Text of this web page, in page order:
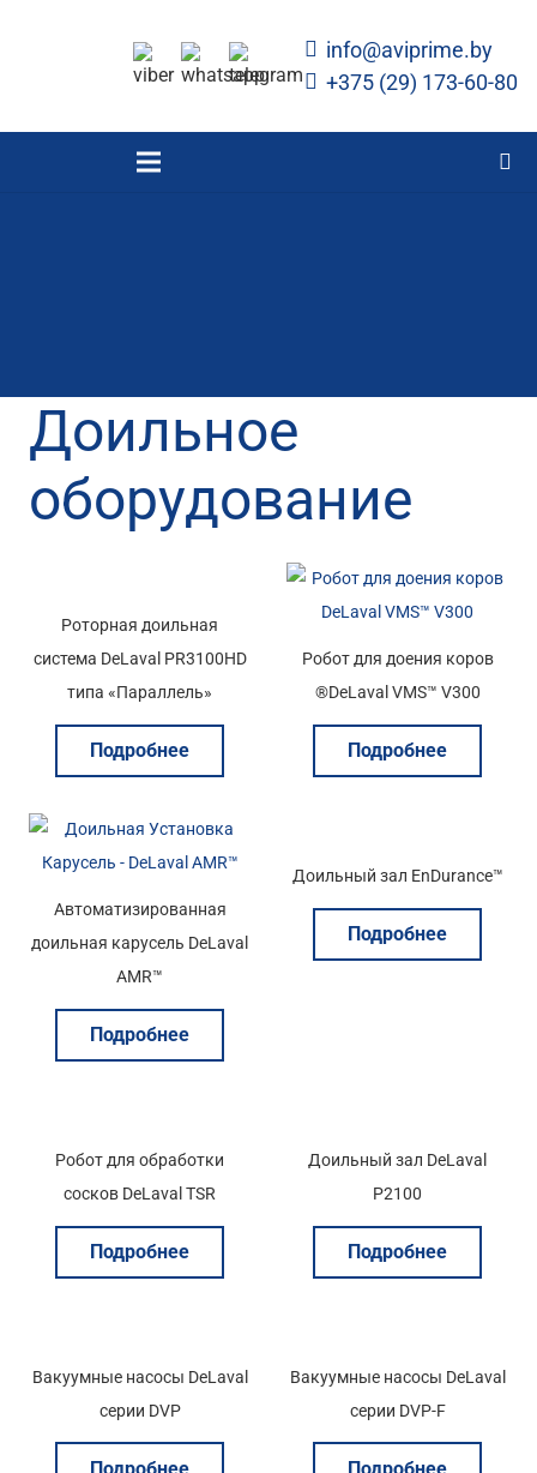
info@aviprime.by
+375 (29) 173-60-80
Доильное
оборудование
Роторная доильная
система DeLaval PR3100HD
типа «Параллель»
Подробнее
Робот для доения коров
®DeLaval VMS™ V300
Подробнее
Автоматизированная
доильная карусель DeLaval
AMR™
Подробнее
Доильный зал EnDurance™
Подробнее
Робот для обработки
сосков DeLaval TSR
Подробнее
Доильный зал DeLaval
P2100
Подробнее
Вакуумные насосы DeLaval
серии DVP
Вакуумные насосы DeLaval
серии DVP-F